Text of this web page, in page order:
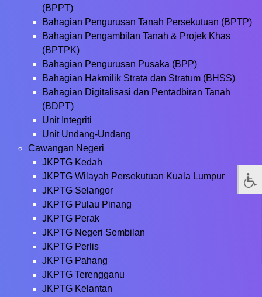
(BPPT)
Bahagian Pengurusan Tanah Persekutuan (BPTP)
Bahagian Pengambilan Tanah & Projek Khas
(BPTPK)
Bahagian Pengurusan Pusaka (BPP)
Bahagian Hakmilik Strata dan Stratum (BHSS)
Bahagian Digitalisasi dan Pentadbiran Tanah
(BDPT)
Unit Integriti
Unit Undang-Undang
Cawangan Negeri
JKPTG Kedah
JKPTG Wilayah Persekutuan Kuala Lumpur
JKPTG Selangor
JKPTG Pulau Pinang
JKPTG Perak
JKPTG Negeri Sembilan
JKPTG Perlis
JKPTG Pahang
JKPTG Terengganu
JKPTG Kelantan